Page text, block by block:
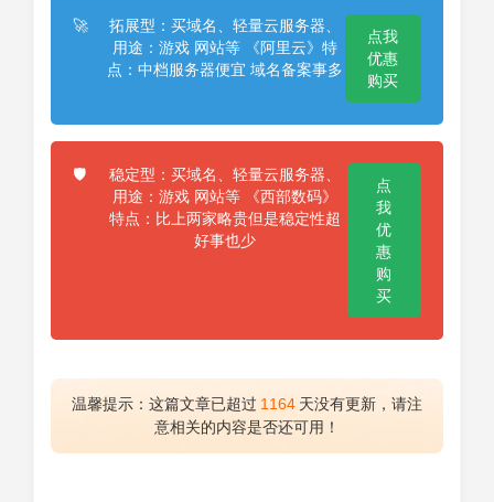
🚀
拓展型：买域名、轻量云服务器、
用途：游戏 网站等 《阿里云》特
点：中档服务器便宜 域名备案事多
点我
优惠
购买
🛡️
稳定型：买域名、轻量云服务器、
用途：游戏 网站等 《西部数码》
特点：比上两家略贵但是稳定性超
好事也少
点
我
优
惠
购
买
温馨提示：这篇文章已超过 1164 天没有更新，请注
意相关的内容是否还可用！